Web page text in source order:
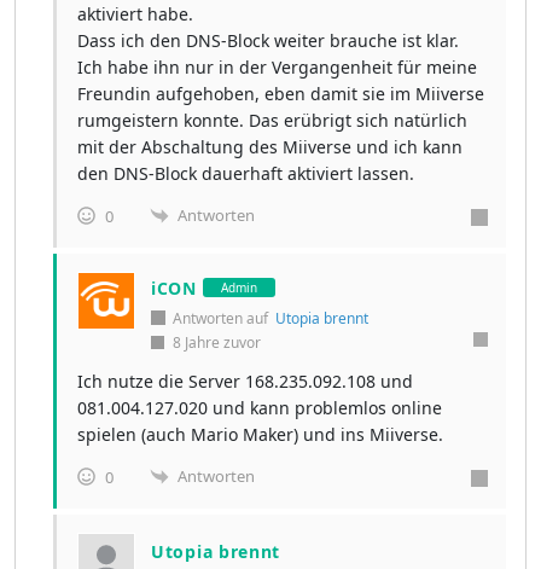
aktiviert habe.
Dass ich den DNS-Block weiter brauche ist klar.
Ich habe ihn nur in der Vergangenheit für meine
Freundin aufgehoben, eben damit sie im Miiverse
rumgeistern konnte. Das erübrigt sich natürlich
mit der Abschaltung des Miiverse und ich kann
den DNS-Block dauerhaft aktiviert lassen.
0 Antworten
iCON Admin
Antworten auf Utopia brennt
8 Jahre zuvor
Ich nutze die Server 168.235.092.108 und
081.004.127.020 und kann problemlos online
spielen (auch Mario Maker) und ins Miiverse.
0 Antworten
Utopia brennt